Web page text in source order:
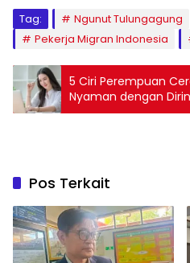
Tag:
Ngunut Tulungagung
Pekerja Migran Indonesia
5 Ciri Perempuan
Nyaman dengan
Pos Terkait